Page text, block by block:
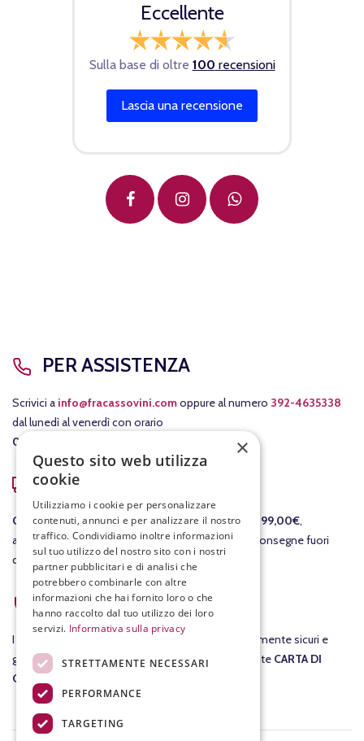
Eccellente
Sulla base di oltre 100 recensioni
Lascia una recensione
PER ASSISTENZA
Scrivici a info@fracassovini.comoppure al numero 392-4635338
dal lunedì al venerdì con orario
08:00-12:30
COSTI DI SPEDIZIONE
GRATISper le consegne in Italia per ordinisopra i 99,00€,
altrimenti il costo della consegna è di 7,90€. Per consegne fuori
dall'Italia ti invieremo un preventivo separato.
ACQUISTI SICURI
I tuoi
su fracassovini.com sono assolutamente sicuri e
garantiti al 100%. Nel checkout potrai pagare tramite CARTA DI
CREDITO
×
Questo sito web utilizza
cookie
Utilizziamo i cookie per personalizzare
contenuti, annunci e per analizzare il nostro
traffico. Condividiamo inoltre informazioni
sul tuo utilizzo del nostro sito con i nostri
partner pubblicitari e di analisi che
potrebbero combinarle con altre
informazioni che hai fornito loro o che
hanno raccolto dal tuo utilizzo dei loro
servizi. Informativa sulla privacy
STRETTAMENTE NECESSARI
PERFORMANCE
TARGETING